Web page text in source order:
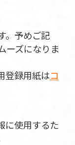
。予めご記
ーズになりま
登録用紙はコ
に使用するた